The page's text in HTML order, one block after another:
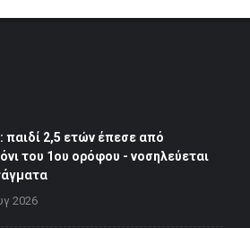
παιδί 2,5 ετών έπεσε από
του 1ου ορόφου - νοσηλεύεται
2026